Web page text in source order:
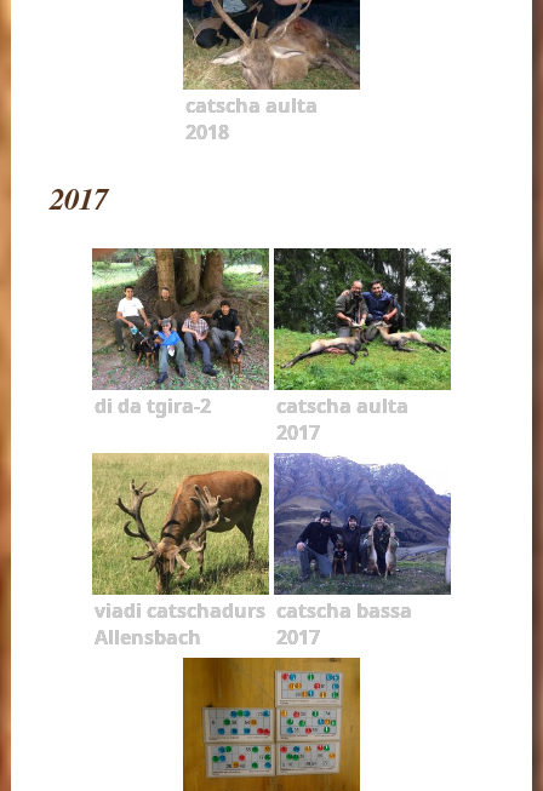
catscha aulta
2018
2017
di da tgira-2
catscha aulta
2017
viadi catschadurs
Allensbach
catscha bassa
2017